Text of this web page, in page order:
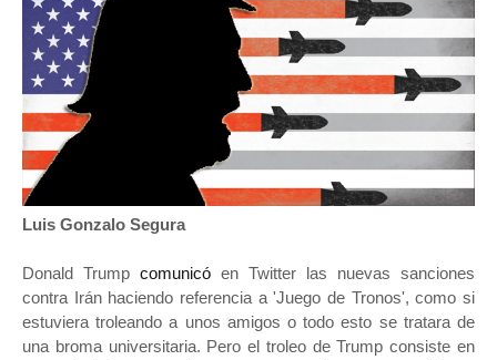
Luis Gonzalo Segura
Donald Trump comunicó en Twitter las nuevas sanciones
contra Irán haciendo referencia a 'Juego de Tronos', como si
estuviera troleando a unos amigos o todo esto se tratara de
una broma universitaria. Pero el troleo de Trump consiste en